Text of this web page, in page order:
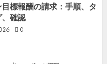
標報酬の請求：手順、タ
確認
0